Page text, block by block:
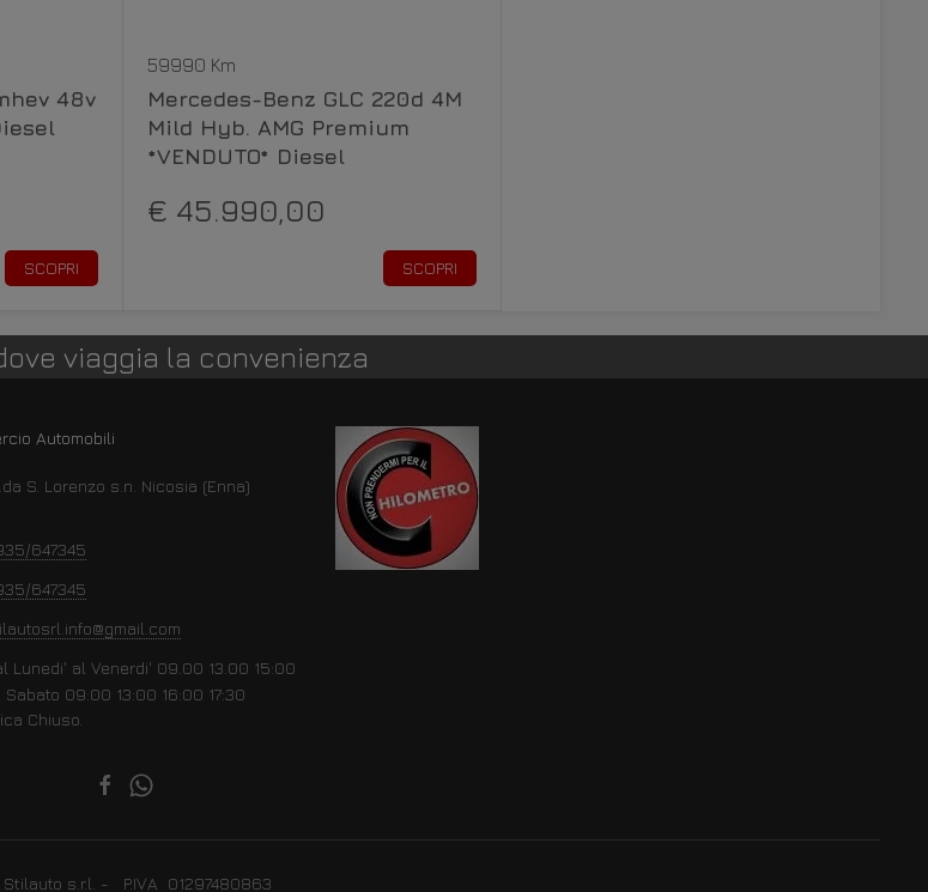
48v
SCOPRI
59990 Km
Mercedes-Benz GLC 220d 4M
Mild Hyb. AMG Premium
*VENDUTO* Diesel
€ 45.990,00
SCOPRI
viaggia la convenienza
Automobili
S. Lorenzo s.n. Nicosia (Enna)
647345
647345
Lunedi' al Venerdi' 09.00 13.00 15:00
Sabato 09:00 13:00 16:00 17:30
Chiuso.
Stilauto s.r.l. - P.IVA 01297480863